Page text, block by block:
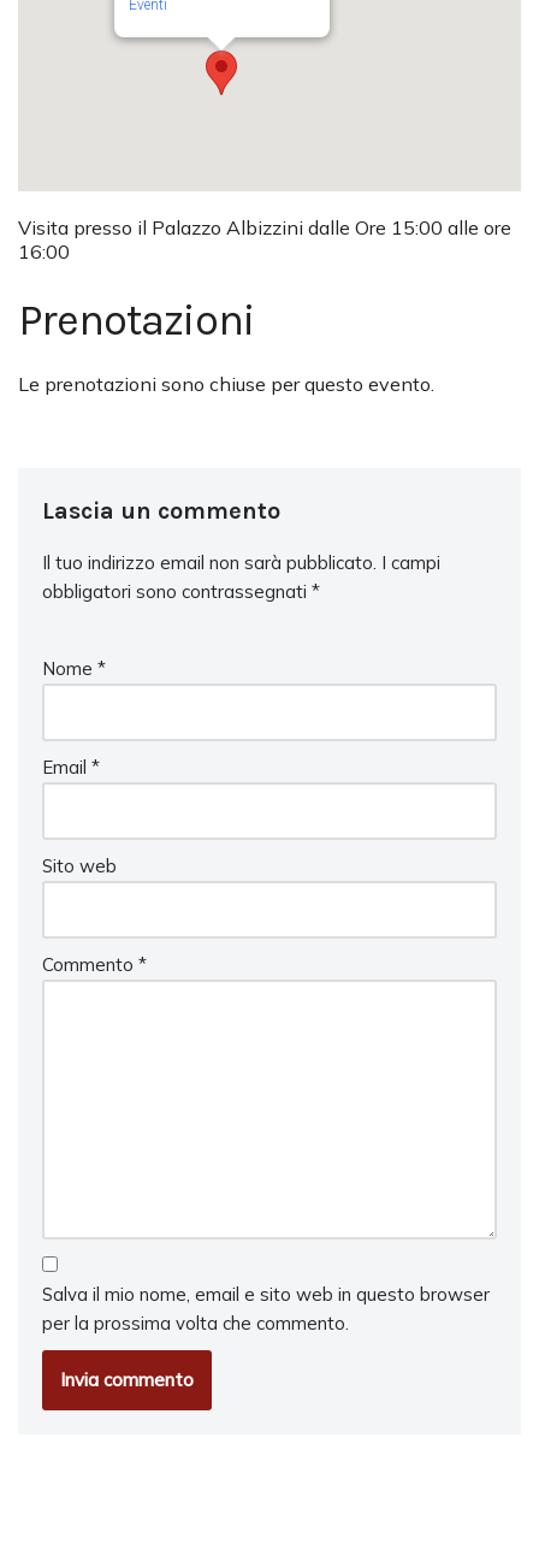
Eventi
Visita presso il Palazzo Albizzini dalle Ore 15:00 alle ore
16:00
Prenotazioni
Le prenotazioni sono chiuse per questo evento.
Lascia un commento
Il tuo indirizzo email non sarà pubblicato. I campi
obbligatori sono contrassegnati *
Nome *
Email *
Sito web
Commento *
Salva il mio nome, email e sito web in questo browser
per la prossima volta che commento.